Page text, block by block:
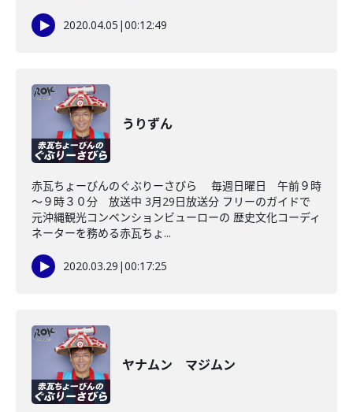
2020.04.05 |00:12:49
うりずん
赤瓦ちょーびんのぐぶりーさびら 毎週日曜日 午前９時
～９時３０分 放送中 3月29日放送分 フリーのガイドで
元沖縄観光コンベンションビューローの 歴史文化コーディ
ネーターを務める赤瓦ちょ...
2020.03.29 |00:17:25
ヤナムン マジムン